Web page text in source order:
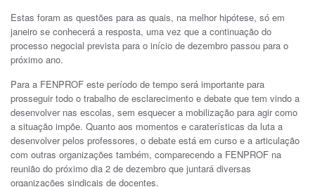
Estas foram as questões para as quais, na melhor hipótese, só em
janeiro se conhecerá a resposta, uma vez que a continuação do
processo negocial prevista para o início de dezembro passou para o
próximo ano.
Para a FENPROF este período de tempo será importante para
prosseguir todo o trabalho de esclarecimento e debate que tem vindo a
desenvolver nas escolas, sem esquecer a mobilização para agir como
a situação impõe. Quanto aos momentos e caraterísticas da luta a
desenvolver pelos professores, o debate está em curso e a articulação
com outras organizações também, comparecendo a FENPROF na
reunião do próximo dia 2 de dezembro que juntará diversas
organizações sindicais de docentes.